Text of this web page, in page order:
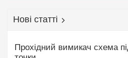
Ступінь захисту IP
гаражах або підвалах без ризику
зовнішніх впливів, забезпечуючи
естетичний вигляд.
Нові статті
Прохідний вимикач схема